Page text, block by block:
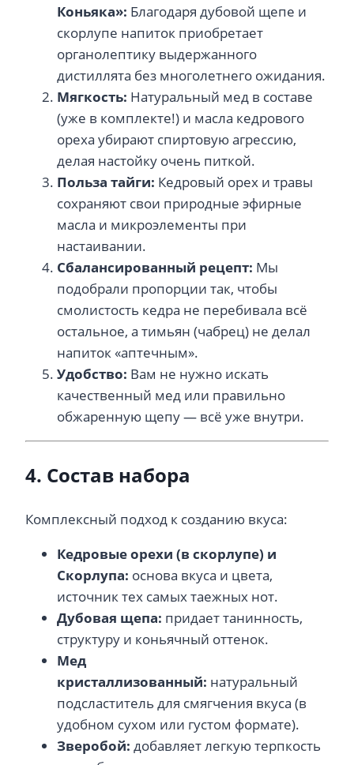
Коньяка»: Благодаря дубовой щепе и
скорлупе напиток приобретает
органолептику выдержанного
дистиллята без многолетнего ожидания.
Мягкость: Натуральный мед в составе
(уже в комплекте!) и масла кедрового
ореха убирают спиртовую агрессию,
делая настойку очень питкой.
Польза тайги: Кедровый орех и травы
сохраняют свои природные эфирные
масла и микроэлементы при
настаивании.
Сбалансированный рецепт: Мы
подобрали пропорции так, чтобы
смолистость кедра не перебивала всё
остальное, а тимьян (чабрец) не делал
напиток «аптечным».
Удобство: Вам не нужно искать
качественный мед или правильно
обжаренную щепу — всё уже внутри.
4. Состав набора
Комплексный подход к созданию вкуса:
Кедровые орехи (в скорлупе) и
Скорлупа: основа вкуса и цвета,
источник тех самых таежных нот.
Дубовая щепа: придает танинность,
структуру и коньячный оттенок.
Мед
кристаллизованный: натуральный
подсластитель для смягчения вкуса (в
удобном сухом или густом формате).
Зверобой: добавляет легкую терпкость